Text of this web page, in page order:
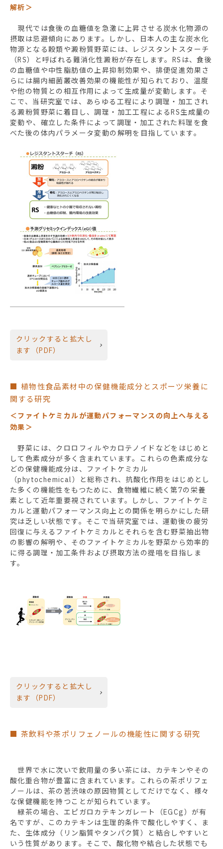
解析＞
現代では食後の血糖値を急激に上昇させる炭水化物源の
摂取は忌避傾向にあります。しかし、日本人の主な炭水化
物源となる穀類や澱粉質野菜には、レジスタントスターチ
（RS）と呼ばれる難消化性澱粉が存在します。RSは、食後
の血糖値や中性脂肪値の上昇抑制効果や、排便促進効果さ
らには腸内細菌叢改善効果の機能性が知られており、温度
や他の物質との相互作用によって生成量が変動します。そ
こで、当研究室では、あらゆる工程により調理・加工され
る澱粉質野菜に着目し、調理・加工工程によるRS生成量の
変動や、確立した条件によって調理・加工された料理を食
べた後の体内パラメータ変動の解明を目指しています。
クリックすると拡大し
ます（PDF）
■ 植物性食品素材中の保健機能成分とスポーツ栄養に
関する研究
＜ファイトケミカルが運動パフォーマンスの向上へ与える
効果＞
野菜には、クロロフィルやカロテノイドなどをはじめと
して色素成分が多く含まれています。これらの色素成分な
どの保健機能成分は、ファイトケミカル
（phytochemical）と総称され、抗酸化作用をはじめとし
た多くの機能性をもつために、食物繊維に続く第7の栄養
素として近年重要視されています。しかし、ファイトケミ
カルと運動パフォーマンス向上との関係を明らかにした研
究は乏しい状態です。そこで当研究室では、運動後の疲労
回復に与えるファイトケミカルとそれらを含む野菜抽出物
の影響の解明や、そのファイトケミカルを野菜から効率的
に得る調理・加工条件および摂取方法の提唱を目指しま
す。
クリックすると拡大し
ます（PDF）
■ 茶飲料や茶ポリフェノールの機能性に関する研究
世界で水に次いで飲用量の多い茶には、カテキンやその
酸化重合物が豊富に含まれています。これらの茶ポリフェ
ノールは、茶の苦渋味の原因物質としてだけでなく、様々
な保健機能を持つことが知られています。
緑茶の場合、エピガロカテキンガレート（EGCg）が有
名ですが、このカテキンは生理的条件で酸化しやすく、ま
た、生体成分（リン脂質やタンパク質）と結合しやすいと
いう性質があります。そこで、酸化物や結合した状態でも